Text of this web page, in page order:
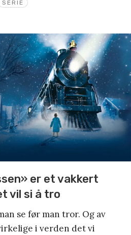
SERIE
er et vakkert
vil si å tro
se før man tror. Og av
i verden det vi